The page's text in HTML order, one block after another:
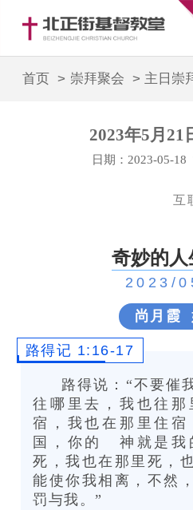
首页 > 崇拜聚会 > 主日崇
2023年5月21
日期：2023-05-18
互
奇妙的
2023/
尚月霞
路得记 1:16-17
路得说：“不要催
往哪里去，我也往
宿，我也在那里住
国，你的 神就是
死，我也在那里死，
能使你我相离，不然
罚与我。”